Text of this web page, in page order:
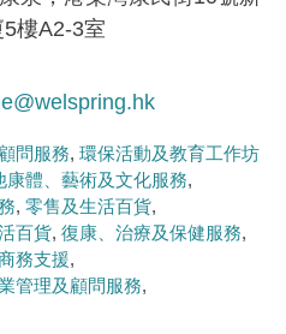
樓A2-3室
問服務 環保活動及教育工作坊
康體、藝術及文化服務
零售及生活百貨
百貨 復康、治療及保健服務
務支援
管理及顧問服務